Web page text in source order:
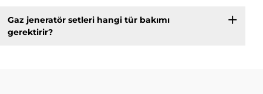
Gaz jeneratör setleri hangi tür bakımı
gerektirir?